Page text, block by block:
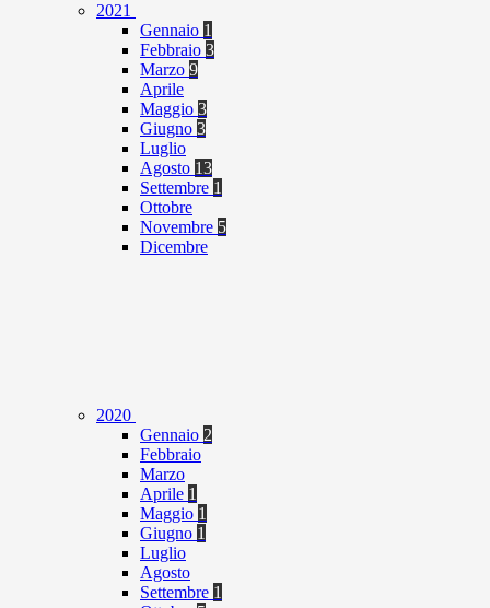
2021
Gennaio 1
Febbraio 3
Marzo 9
Aprile
Maggio 3
Giugno 3
Luglio
Agosto 13
Settembre 1
Ottobre
Novembre 5
Dicembre
2020
Gennaio 2
Febbraio
Marzo
Aprile 1
Maggio 1
Giugno 1
Luglio
Agosto
Settembre 1